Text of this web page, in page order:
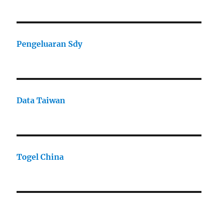
Pengeluaran Sdy
Data Taiwan
Togel China